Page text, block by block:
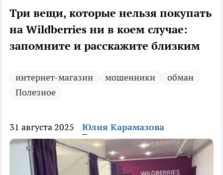
Три вещи, которые нельзя покупать
на Wildberries ни в коем случае:
запомните и расскажите близким
интернет-магазин мошенники
обман
Полезное
31 августа 2025 Юлия Карамазова